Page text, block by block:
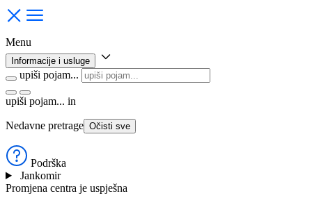
Menu
Informacije i usluge
upiši pojam...
upiši pojam... in
Nedavne pretrage Očisti sve
Podrška
Jankomir
Promjena centra je uspješna